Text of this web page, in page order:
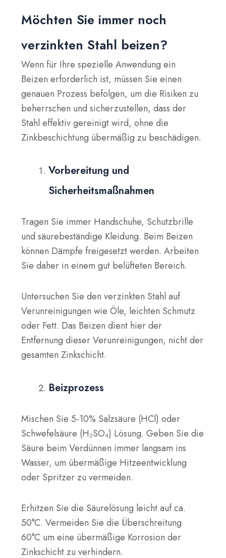
Möchten Sie immer noch
verzinkten Stahl beizen?
Wenn für Ihre spezielle Anwendung ein
Beizen erforderlich ist, müssen Sie einen
genauen Prozess befolgen, um die Risiken zu
beherrschen und sicherzustellen, dass der
Stahl effektiv gereinigt wird, ohne die
Zinkbeschichtung übermäßig zu beschädigen.
Vorbereitung und
Sicherheitsmaßnahmen
Tragen Sie immer Handschuhe, Schutzbrille
und säurebeständige Kleidung. Beim Beizen
können Dämpfe freigesetzt werden. Arbeiten
Sie daher in einem gut belüfteten Bereich.
Untersuchen Sie den verzinkten Stahl auf
Verunreinigungen wie Öle, leichten Schmutz
oder Fett. Das Beizen dient hier der
Entfernung dieser Verunreinigungen, nicht der
gesamten Zinkschicht.
Beizprozess
Mischen Sie5-10% Salzsäure (HCl) oder
Schwefelsäure (H₂SO₄) Lösung. Geben Sie die
Säure beim Verdünnen immer langsam ins
Wasser, um übermäßige Hitzeentwicklung
oder Spritzer zu vermeiden.
Erhitzen Sie die Säurelösung leicht aufca.
50°C. Vermeiden Sie die Überschreitung
60°C um eine übermäßige Korrosion der
Zinkschicht zu verhindern.